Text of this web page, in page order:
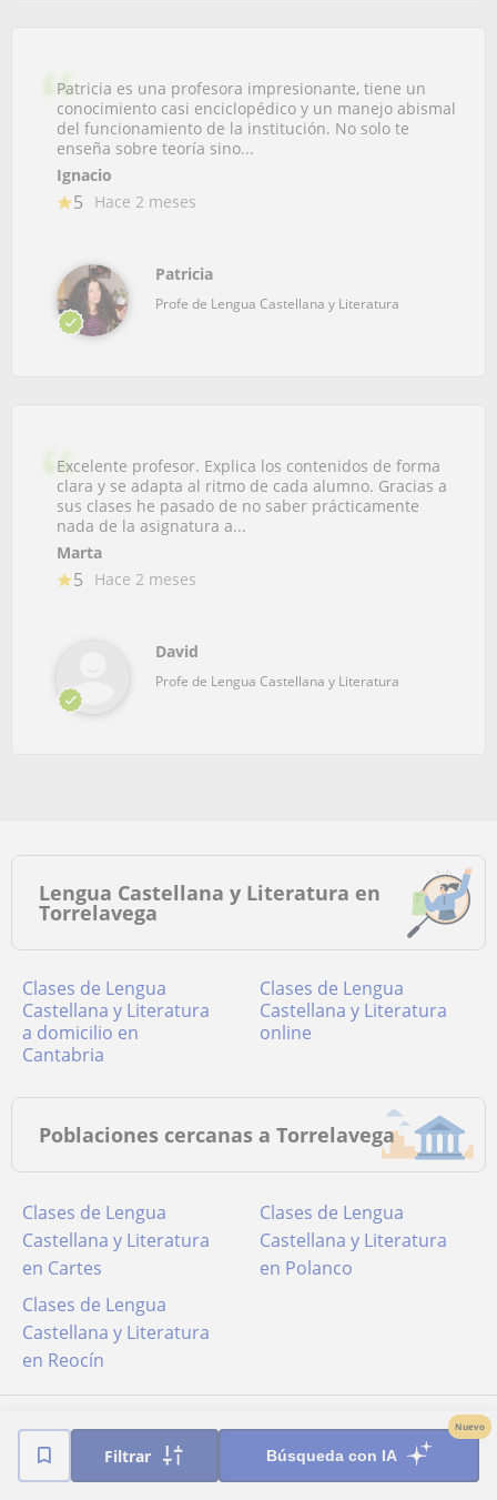
Filtrar Búsqueda con IA
Nuevo
Patricia es una profesora impresionante, tiene un
conocimiento casi enciclopédico y un manejo abismal
del funcionamiento de la institución. No solo te
enseña sobre teoría sino...
Ignacio
5 Hace 2 meses
Patricia
Profe de Lengua Castellana y Literatura
Excelente profesor. Explica los contenidos de forma
clara y se adapta al ritmo de cada alumno. Gracias a
sus clases he pasado de no saber prácticamente
nada de la asignatura a...
Marta
5 Hace 2 meses
David
Profe de Lengua Castellana y Literatura
Lengua Castellana y Literatura en
Torrelavega
Clases de Lengua
Castellana y Literatura
a domicilio en
Cantabria
Clases de Lengua
Castellana y Literatura
online
Poblaciones cercanas a Torrelavega
Clases de Lengua
Castellana y Literatura
en Cartes
Clases de Lengua
Castellana y Literatura
en Polanco
Clases de Lengua
Castellana y Literatura
en Reocín